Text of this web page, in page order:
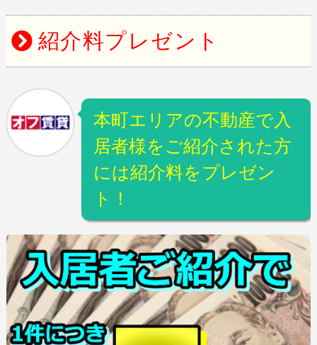
紹介料プレゼント
本町エリアの不動産で入
居者様をご紹介された方
には紹介料をプレゼン
ト！